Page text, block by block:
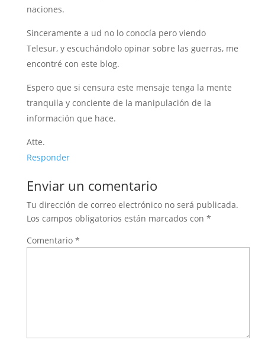
naciones.
Sinceramente a ud no lo conocía pero viendo
Telesur, y escuchándolo opinar sobre las guerras, me
encontré con este blog.
Espero que si censura este mensaje tenga la mente
tranquila y conciente de la manipulación de la
información que hace.
Atte.
Responder
Enviar un comentario
Tu dirección de correo electrónico no será publicada.
Los campos obligatorios están marcados con *
Comentario *